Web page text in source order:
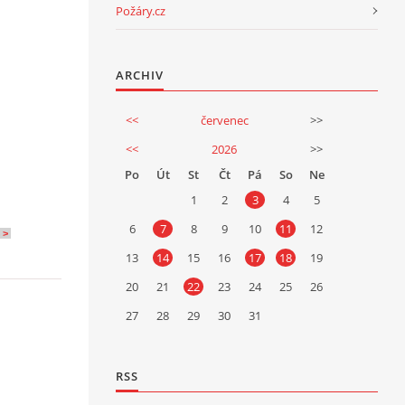
>
Požáry.cz
ARCHIV
<< červenec
>>
<<
2026
>>
Po
Út St Čt Pá So
Ne
1
2 3 4
5
6
7 8 9 10 11
12
13
14 15 16 17 18
19
20
21 22 23 24 25
26
27
28 29 30 31
RSS